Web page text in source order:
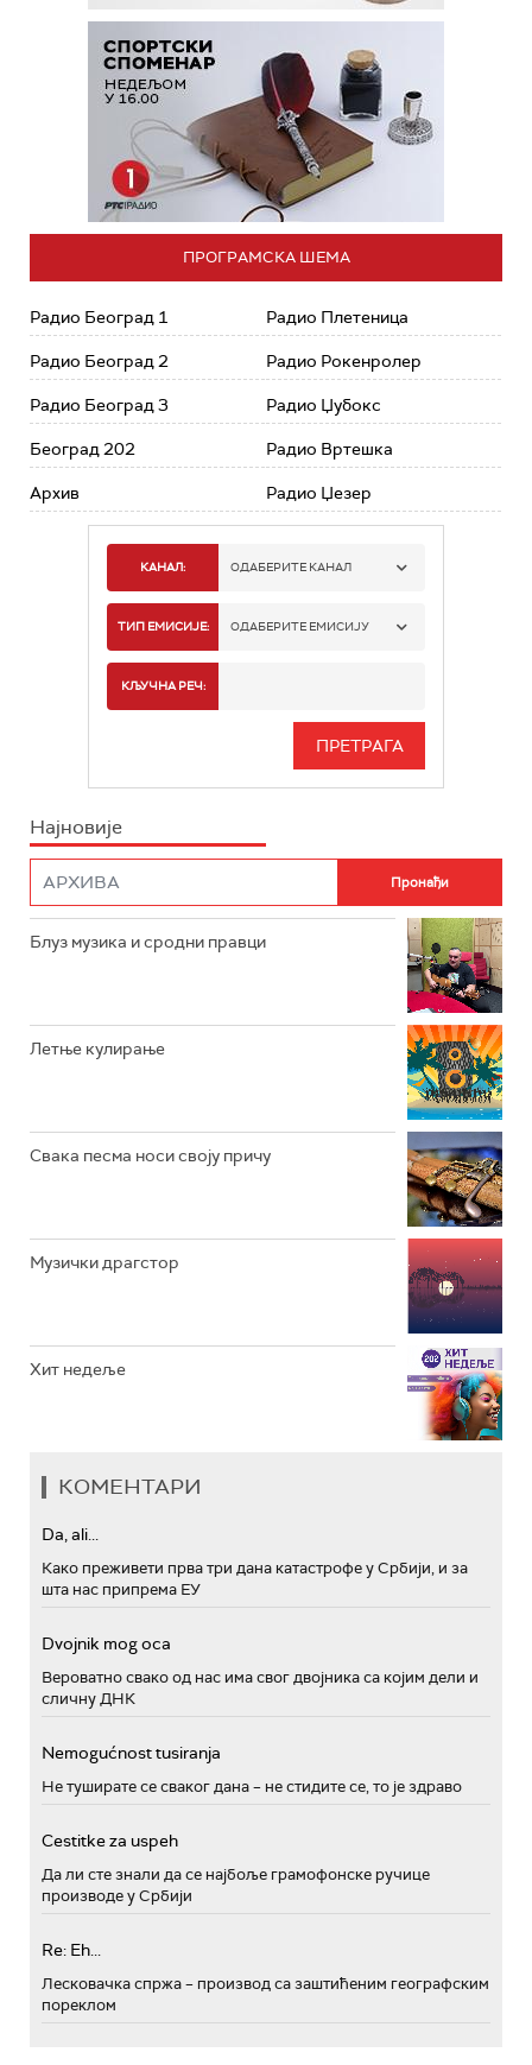
ПРОГРАМСКА ШЕМА
Радио Београд 1
Радио Београд 2
Радио Београд 3
Београд 202
Архив
Радио Плетеница
Радио Рокенролер
Радио Џубокс
Радио Вртешка
Радио Џезер
КАНАЛ: ОДАБЕРИТЕ КАНАЛ
РАДИО БЕОГРАД 1
РАДИО БЕОГРАД 3
РАДИО РОКЕНРОЛЕР
РАДИО ЏЕЗЕР
ТИП ЕМИСИЈЕ: ОДАБЕРИТЕ ЕМИСИЈУ
ИНФО
КЉУЧНА РЕЧ:
Најновије
Блуз музика и сродни правци
Летње кулирање
Свака песма носи своју причу
Музички драгстор
Хит недеље
КОМЕНТАРИ
Da, ali...
Како преживети прва три дана катастрофе у Србији, и за
шта нас припрема ЕУ
Dvojnik mog oca
Вероватно свако од нас има свог двојника са којим дели и
сличну ДНК
Nemogućnost tusiranja
Не туширате се сваког дана – не стидите се, то је здраво
Cestitke za uspeh
Да ли сте знали да се најбоље грамофонске ручице
производе у Србији
Re: Eh...
Лесковачка спржа – производ са заштићеним географским
пореклом